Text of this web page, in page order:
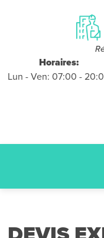
Horaires:
Lun - Ven: 07:00 -